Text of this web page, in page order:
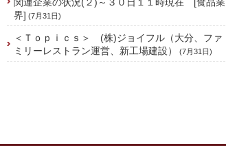
界] (7月31日)
＜Ｔｏｐｉｃｓ＞ (株)ジョイフル（大分、ファ
ミリーレストラン運営、新工場建設）
(7月31日)